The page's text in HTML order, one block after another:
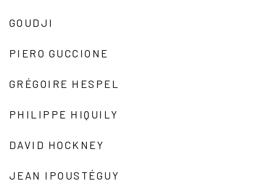
GOUDJI
PIERO GUCCIONE
GRÉGOIRE HESPEL
PHILIPPE HIQUILY
DAVID HOCKNEY
JEAN IPOUSTÉGUY